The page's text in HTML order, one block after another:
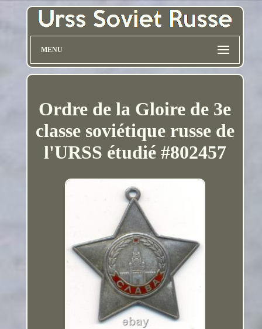
MENU
Ordre de la Gloire de 3e
classe soviétique russe de
l'URSS étudié #802457